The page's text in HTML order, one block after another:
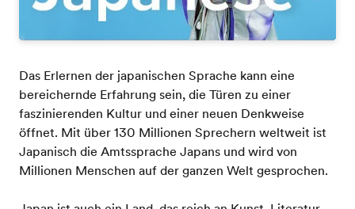
Das Erlernen der japanischen Sprache kann eine
bereichernde Erfahrung sein, die Türen zu einer
faszinierenden Kultur und einer neuen Denkweise
öffnet. Mit über 130 Millionen Sprechern weltweit ist
Japanisch die Amtssprache Japans und wird von
Millionen Menschen auf der ganzen Welt gesprochen.